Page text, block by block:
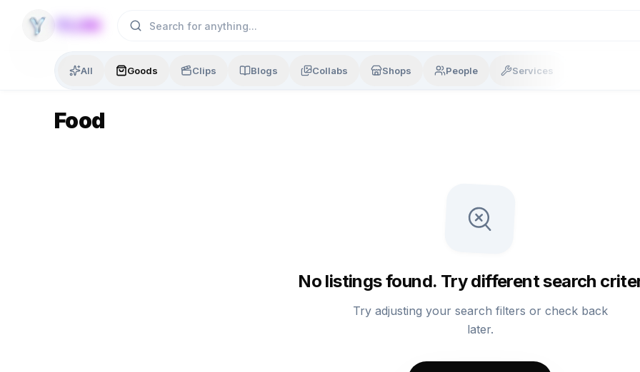
YLON
All Goods Clips Blogs Collabs Shops People Services
Food
No listings found. Try different search
Try adjusting your search filters or check back
later.